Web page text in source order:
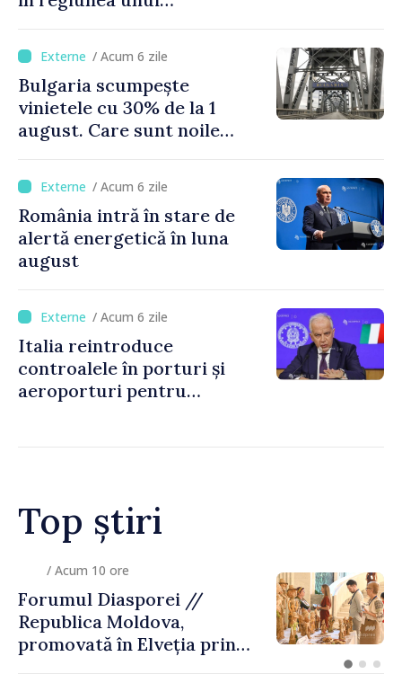
de Napoli
/ Acum 6 zile
Bulgaria scumpește
vinietele cu 30% de la 1
august. Care sunt noile
/ Acum 6 zile
România intră în stare de
alertă energetică în luna
august
/ Acum 6 zile
Italia reintroduce
controalele în porturi și
aeroporturi pentru
Top știri
/ Acum 10 ore
Forumul Diasporei //
Republica Moldova,
promovată în Elveția prin